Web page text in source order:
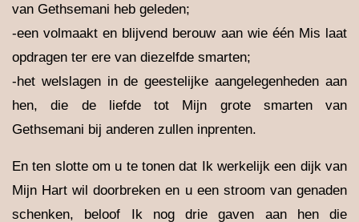
van Gethsemani heb geleden;
-een volmaakt en blijvend berouw aan wie één Mis laat
opdragen ter ere van diezelfde smarten;
-het welslagen in de geestelijke aangelegenheden aan
hen, die de liefde tot Mijn grote smarten van
Gethsemani bij anderen zullen inprenten.
En ten slotte om u te tonen dat Ik werkelijk een dijk van
Mijn Hart wil doorbreken en u een stroom van genaden
schenken, beloof Ik nog drie gaven aan hen die